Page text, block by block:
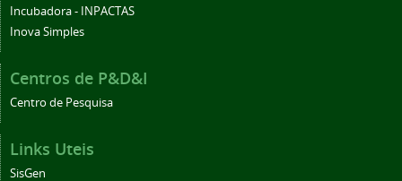
Incubadora - INPACTAS
Inova Simples
Centros de P&D&I
Centro de Pesquisa
Links Uteis
SisGen